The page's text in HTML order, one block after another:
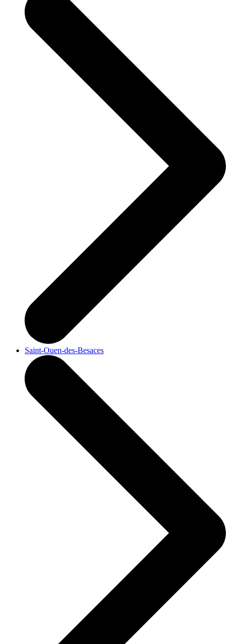
Saint-Ouen-des-Besaces